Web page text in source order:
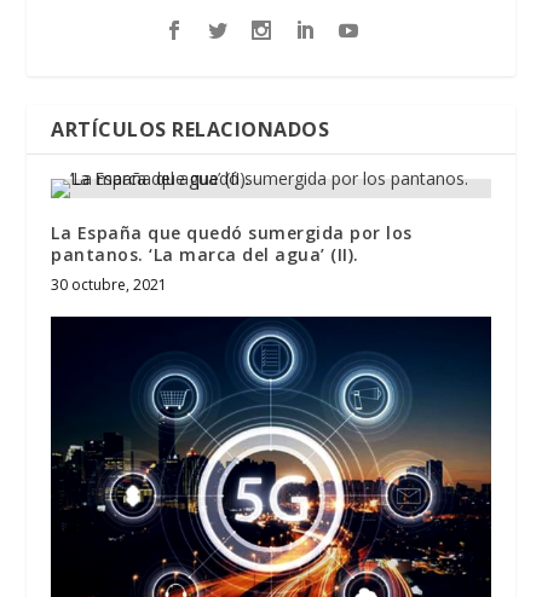
ARTÍCULOS RELACIONADOS
La España que quedó sumergida por los
pantanos. ‘La marca del agua’ (II).
30 octubre, 2021